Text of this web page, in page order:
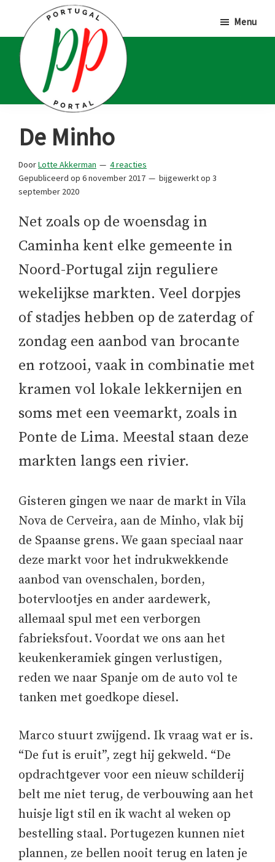
hoofd
inhoud
eerste
sidebar
voettekst
Portal
Portugalliefhebbers
en
-
fanaten
Menu
De Minho
DoorLotte Akkerman
4 reacties
Gepubliceerd op 6 november 2017 bijgewerkt op 3
september 2020
Net zoals op de woensdag in
Caminha kent elke gemeente in
Noord-Portugal zijn reguliere
wekelijkse markten. Veel dorpjes
of stadjes hebben op de zaterdag of
zondag een aanbod van brocante
en rotzooi, vaak in combinatie met
kramen vol lokale lekkernijen en
soms met een veemarkt, zoals in
Ponte de Lima. Meestal staan deze
markten langs een rivier.
Gisteren gingen we naar de markt in Vila
Nova de Cerveira, aan de Minho, vlak bij
de Spaanse grens. We gaan speciaal naar
deze markt voor het indrukwekkende
aanbod van ovenschalen, borden,
botervlootjes en ander aardewerk,
allemaal spul met een verborgen
fabrieksfout. Voordat we ons aan het
keukenkeramiek gingen verlustigen,
reden we naar Spanje om de auto vol te
tanken met goedkope diesel.
Marco stuurt zwijgend. Ik vraag wat er is.
“De fut is eruit”, zegt hij gekweld. “De
opdrachtgever voor een nieuw schilderij
belt me niet terug, de verbouwing aan het
huisje ligt stil en ik wacht al weken op
bestelling staal. Portugezen kunnen niet
plannen, ze bellen nooit terug en laten je